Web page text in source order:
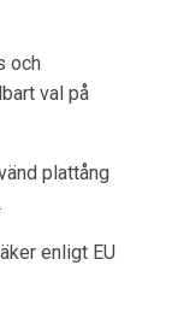
och
val på
plattång
enligt EU